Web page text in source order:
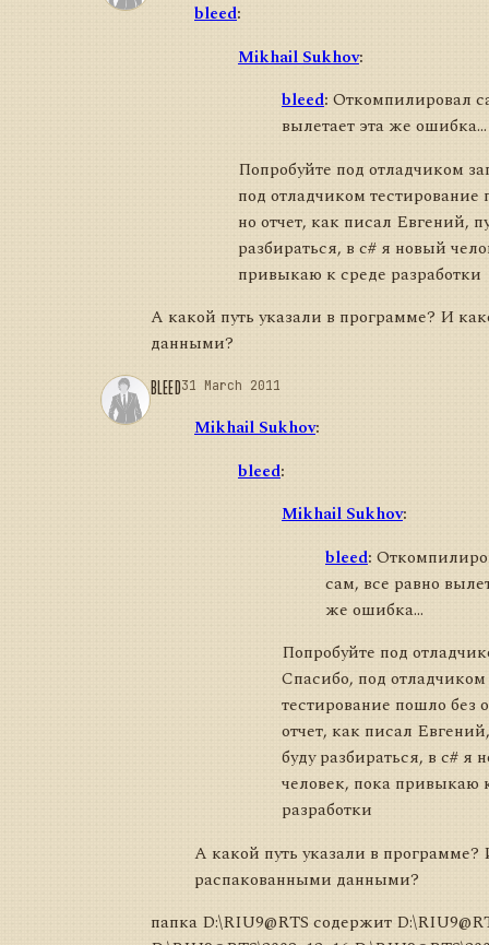
bleed:
Mikhail Sukhov:
bleed: Откомпилировал
вылетает эта же ошибка...
Попробуйте под отладчиком
под отладчиком
но отчет, как писал Евгений,
разбираться, в c# я новый
привыкаю к среде разработки
А какой путь указали в программе? И
данными?
BLEED31 March 2011
Mikhail Sukhov:
bleed:
Mikhail Sukhov:
bleed:
сам, все равно
же ошибка...
Попробуйте под
Спасибо, под отладчиком
тестирование пошло без
отчет, как писал
буду разбираться, в c# я
человек, пока привыкаю
разработки
А какой путь указали в программе?
распакованными данными?
папка D:\RIU9@RTS содержит